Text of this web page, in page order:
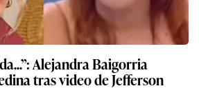
Alejandra Baigorria
tras video de Jefferson